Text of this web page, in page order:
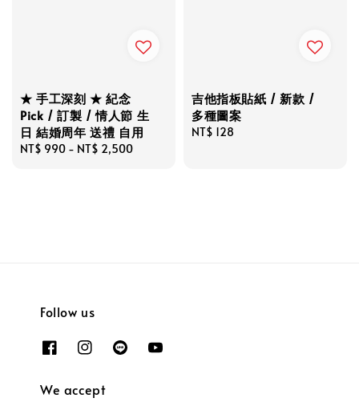
★ 手工深刻 ★ 紀念
Pick / 訂製 / 情人節 生
日 結婚周年 送禮 自用
Regular
NT$ 990 - NT$ 2,500
吉他指板貼紙 / 新款 /
多種圖案
Regular
NT$ 128
Follow us
We accept